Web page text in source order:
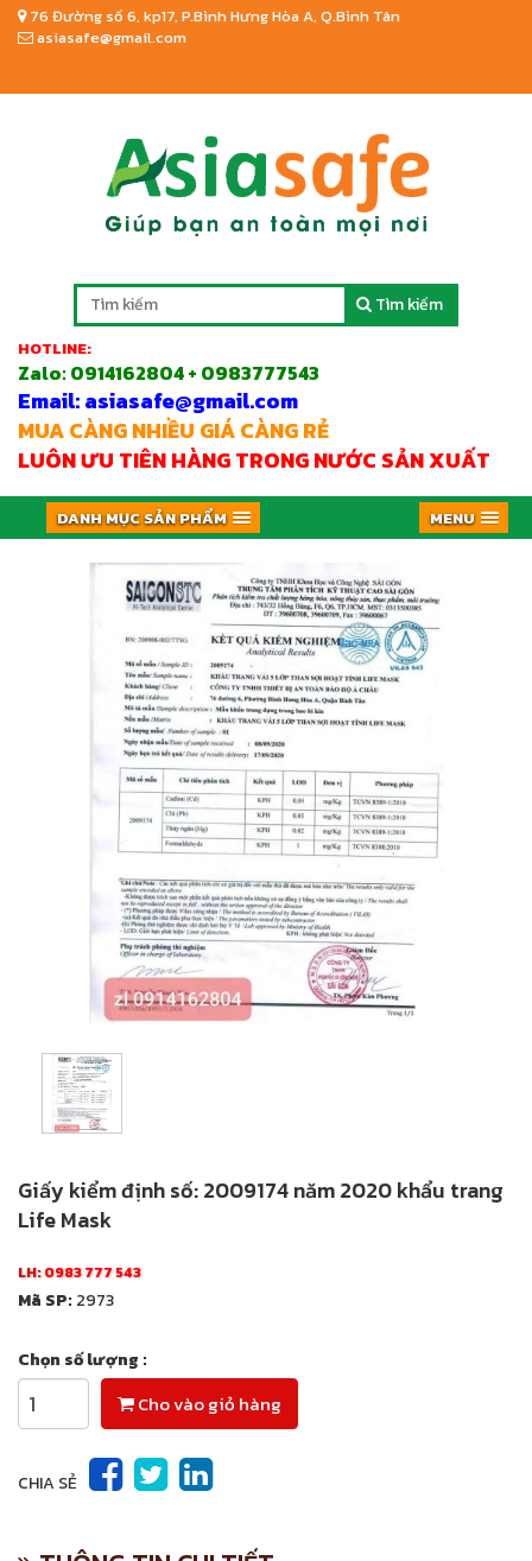
76 Đường số 6, kp17, P.Bình Hưng Hòa A, Q.Bình Tân
asiasafe@gmail.com
Tìm kiếm
HOTLINE:
Zalo:0914162804 + 0983777543
Email: asiasafe@gmail.com
MUA CÀNG NHIỀU GIÁ CÀNG RẺ
LUÔN ƯU TIÊN HÀNG TRONG NƯỚC SẢN XUẤT
DANH MỤC SẢN PHẨM MENU
Giấy kiểm định số: 2009174 năm 2020 khẩu trang
Life Mask
LH:0983 777 543
Mã SP: 2973
Chọn số lượng :
Cho vào giỏ hàng
CHIA SẺ